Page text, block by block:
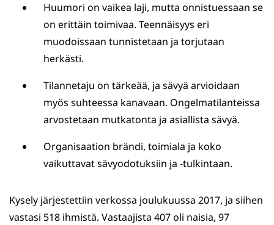
Huumori on vaikea laji, mutta onnistuessaan se
on erittäin toimivaa. Teennäisyys eri
muodoissaan tunnistetaan ja torjutaan
herkästi.
Tilannetaju on tärkeää, ja sävyä arvioidaan
myös suhteessa kanavaan. Ongelmatilanteissa
arvostetaan mutkatonta ja asiallista sävyä.
Organisaation brändi, toimiala ja koko
vaikuttavat sävyodotuksiin ja -tulkintaan.
Kysely järjestettiin verkossa joulukuussa 2017, ja siihen
vastasi 518 ihmistä. Vastaajista 407 oli naisia, 97